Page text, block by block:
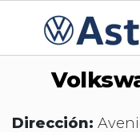
Dirección: